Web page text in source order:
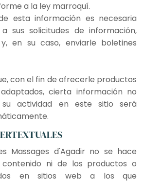
a la ley marroquí.
esta información es necesaria
sus solicitudes de información,
en su caso, enviarle boletines
con el fin de ofrecerle productos
cierta información no
su actividad en este sitio será
Massages d'Agadir no se hace
contenido ni de los productos o
en sitios web a los que